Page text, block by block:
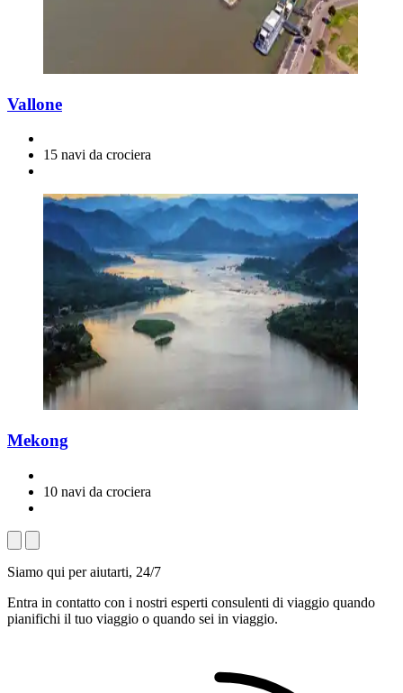
Vallone
15 navi da crociera
Mekong
10 navi da crociera
Siamo qui per aiutarti, 24/7
Entra in contatto con i nostri esperti consulenti di viaggio quando
pianifichi il tuo viaggio o quando sei in viaggio.